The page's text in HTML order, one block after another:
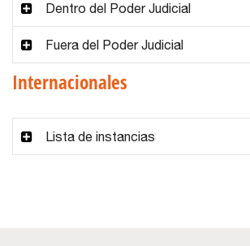
Dentro del Poder Judicial
Fuera del Poder Judicial
Internacionales
Lista de instancias